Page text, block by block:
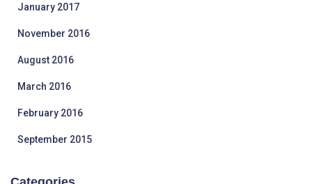
January 2017
November 2016
August 2016
March 2016
February 2016
September 2015